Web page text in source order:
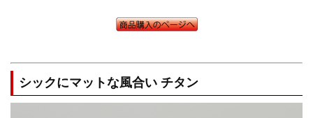
シックにマットな風合い チタン